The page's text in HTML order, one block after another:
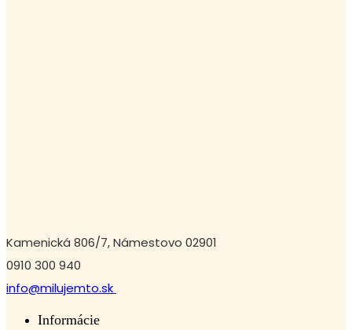
Kamenická 806/7, Námestovo 02901
0910 300 940
info@milujemto.sk
Informácie